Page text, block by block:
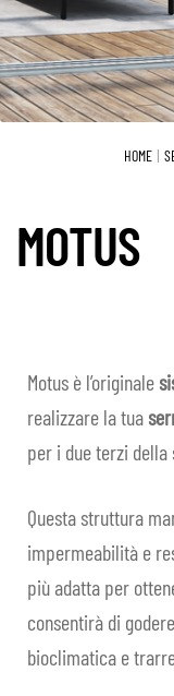
HOME
MOTUS
Motus è l’originale
realizzare la tua
per i due terzi
Questa struttura
impermeabilità e
più adatta per
consentirà di
bioclimatica e